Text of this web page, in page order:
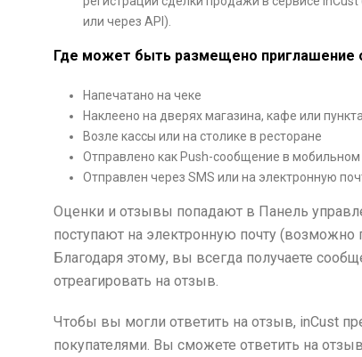
или через API).
Где может быть размещено приглашение
Напечатано на чеке
Наклеено на дверях магазина, кафе или
Возле кассы или на столике в ресторане
Отправлено как Push-сообщение в
Отправлен через SMS или на электронную
Оценки и отзывы попадают в Панель
поступают на электронную почту (возможно
Благодаря этому, вы всегда получаете
отреагировать на отзыв.
Чтобы вы могли ответить на отзыв, inCust
покупателями. Вы сможете ответить на